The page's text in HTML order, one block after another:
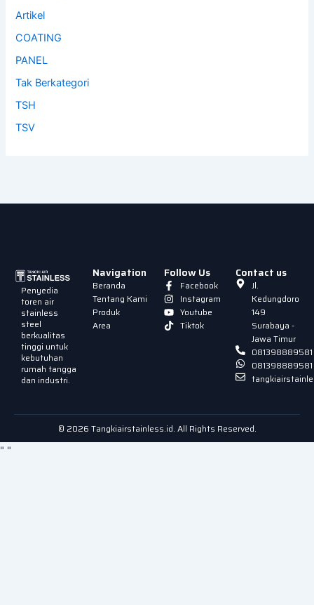
Artikel
COATING
PANEL
Tak Berkategori
TSH
TSV
Penyedia
toren air
stainless
steel
berkualitas
tinggi untuk
kebutuhan
rumah tangga
dan industri.
Navigation
Beranda
Tentang Kami
Produk
Area
Follow Us
Facebook
Instagram
Youtube
Tiktok
Contact us
Jl.
Kedungdoro
149
Surabaya -
Jawa Timur
081398889581
081398889581
© 2026 Tangkiairstainless.id. All Rights Reserved.
" "